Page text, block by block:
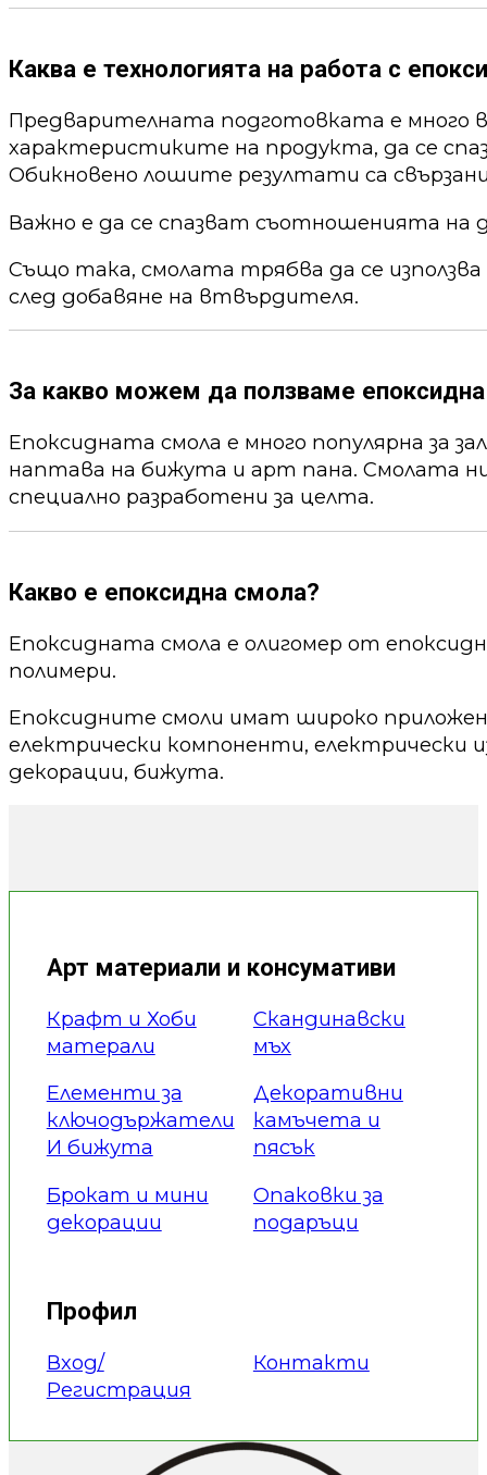
Каква е технологията на работа с
Предварителната подготовката е много
характеристиките на продукта, да се
Обикновено лошите резултати са
Важно е да се спазват съотношенията на
Също така, смолата трябва да се
след добавяне на втвърдителя.
За какво можем да ползваме
Епоксидната смола е много популярна за
наптава на бижута и арт пана. Смолата
специално разработени за целта.
Какво е епоксидна смола?
Епоксидната смола е олигомер от
полимери.
Епоксидните смоли имат широко
електрически компоненти, електрически
декорации, бижута.
Арт материали и консумативи
Крафт и Хоби
матерали
Елементи за
ключодържатели
И бижута
Брокат и мини
декорации
Скандинавски
мъх
Декоративни
камъчета и
пясък
Опаковки за
подаръци
Профил
Вход/
Регистрация
Контакти